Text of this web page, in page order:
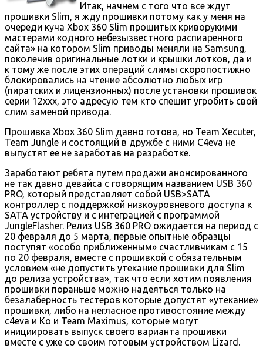
Итак, начнем с того что все ждут
прошивки Slim, я жду прошивки потому как у меня на
очереди куча Xbox 360 Slim прошитых криворукими
мастерами «одного небезызвестного распиаренного
сайта» на котором Slim приводы меняли на Samsung,
поколечив оригинальные лотки и крышки лотков, да и
к тому же после этих операций слимы скоропостижно
блокировались на чтение абсолютно любых игр
(пиратских и лицензионных) после установки прошивок
серии 12ххх, это адресую тем кто спешит угробить свой
слим заменой привода.
Прошивка Xbox 360 Slim давно готова, но Team Xecuter,
Team Jungle и состоящий в дружбе с ними C4eva не
выпустят ее не заработав на разработке.
Заработают ребята путем продажи анонсированного
не так давно девайса с говорящим названием USB 360
PRO, который представляет собой USB>SATA
контроллер с поддержкой низкоуровневого доступа к
SATA устройству и с интеграцией с программой
JungleFlasher. Релиз USB 360 PRO ожидается на период с
20 февраля до 5 марта, первые опытные образцы
поступят «особо приближенным» счастливчикам с 15
по 20 февраля, вместе с прошивкой с обязательным
условием «не допустить утекание прошивки для Slim
до релиза устройства», так что если хотим появления
прошивки пораньше можно надеяться только на
безалаберность тестеров которые допустят «утекание»
прошивки, либо на негласное противостояние между
c4eva и Ko и Team Maximus, которые могут
инициировать выпуск своего варианта прошивки
вместе с уже со своим готовым устройством Lizard.